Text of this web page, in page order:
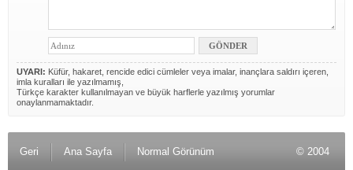
UYARI: Küfür, hakaret, rencide edici cümleler veya imalar, inançlara saldırı içeren,
imla kuralları ile yazılmamış,
Türkçe karakter kullanılmayan ve büyük harflerle yazılmış yorumlar
onaylanmamaktadır.
Geri Ana Sayfa Normal Görünüm © 2004